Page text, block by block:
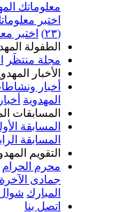
المهدوية (٢٠)
معلوماتك المهدوية (٢٢)
اختبر معلوماتك المهدوية
المهدوية
منتظَر
القصص
المهدوية
ونشاطات المركز
أخبار ونشاطات
المهدوية
الأولى المسابقة
الرابعة
المهدوي
الحرام
صفر المظفّر
رجب المرجّب
شوال المكرّم ذي